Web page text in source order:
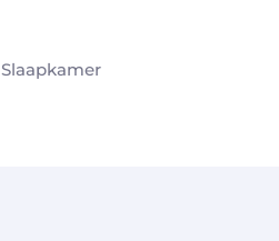
Slaapkamer